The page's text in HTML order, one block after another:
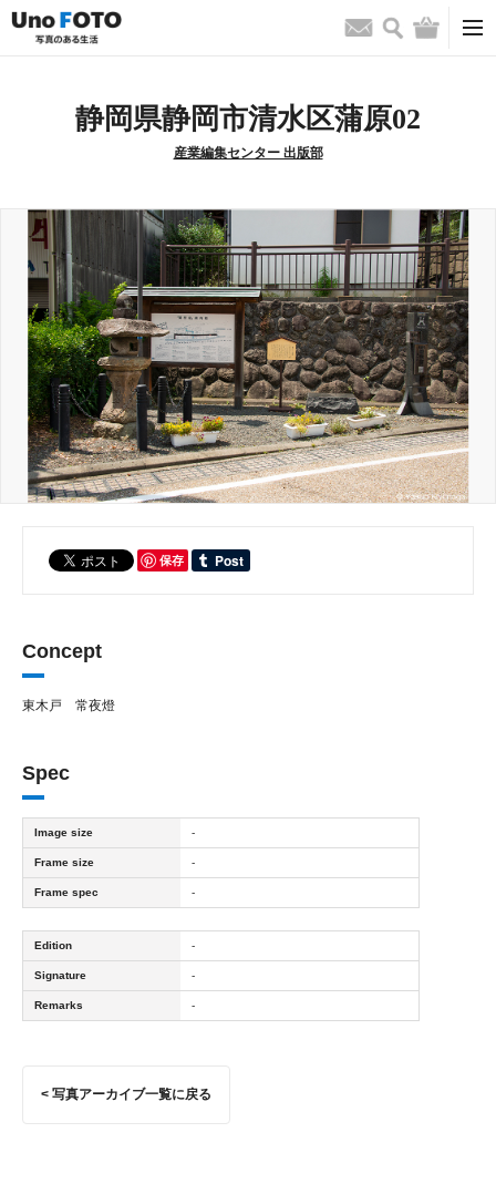
お問い合わせ
検索 バッグ
静岡県静岡市清水区蒲原02
産業編集センター 出版部
保存
Concept
東木戸 常夜燈
Spec
Image size -
Frame size -
Frame spec -
Edition -
Signature -
Remarks -
< 写真アーカイブ一覧に戻る